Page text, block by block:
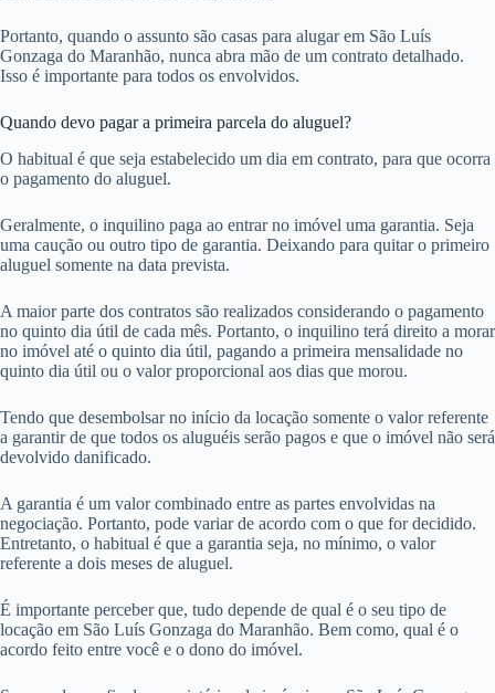
Portanto, quando o assunto são casas para alugar em São Luís
Gonzaga do Maranhão, nunca abra mão de um contrato detalhado.
Isso é importante para todos os envolvidos.
Quando devo pagar a primeira parcela do aluguel?
O habitual é que seja estabelecido um dia em contrato, para que ocorra
o pagamento do aluguel.
Geralmente, o inquilino paga ao entrar no imóvel uma garantia. Seja
uma caução ou outro tipo de garantia. Deixando para quitar o primeiro
aluguel somente na data prevista.
A maior parte dos contratos são realizados considerando o pagamento
no quinto dia útil de cada mês. Portanto, o inquilino terá direito a morar
no imóvel até o quinto dia útil, pagando a primeira mensalidade no
quinto dia útil ou o valor proporcional aos dias que morou.
Tendo que desembolsar no início da locação somente o valor referente
a garantir de que todos os aluguéis serão pagos e que o imóvel não será
devolvido danificado.
A garantia é um valor combinado entre as partes envolvidas na
negociação. Portanto, pode variar de acordo com o que for decidido.
Entretanto, o habitual é que a garantia seja, no mínimo, o valor
referente a dois meses de aluguel.
É importante perceber que, tudo depende de qual é o seu tipo de
locação em São Luís Gonzaga do Maranhão. Bem como, qual é o
acordo feito entre você e o dono do imóvel.